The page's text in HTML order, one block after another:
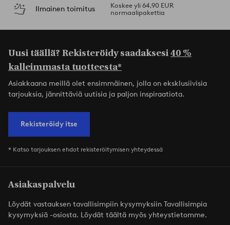
Ilmainen toimitus
Koskee yli 64,90 EUR
normaalipakettia
Uusi täällä? Rekisteröidy saadaksesi40 %
kalleimmasta tuotteesta*
Asiakkaana meillä olet ensimmäinen, jolla on eksklusiivisia
tarjouksia, jännittäviä uutisia ja paljon inspiraatiota.
Rekisteröidy itse
* Katso tarjouksen ehdot rekisteröitymisen yhteydessä
Asiakaspalvelu
Löydät vastauksen tavallisimpiin kysymyksiin Tavallisimpia
kysymyksiä -osiosta. Löydät täältä myös yhteystietomme.